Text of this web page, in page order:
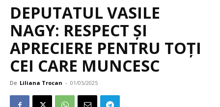
DEPUTATUL VASILE
NAGY: RESPECT ȘI
APRECIERE PENTRU TOȚI
CEI CARE MUNCESC
De Liliana Trocan - 01/05/2025